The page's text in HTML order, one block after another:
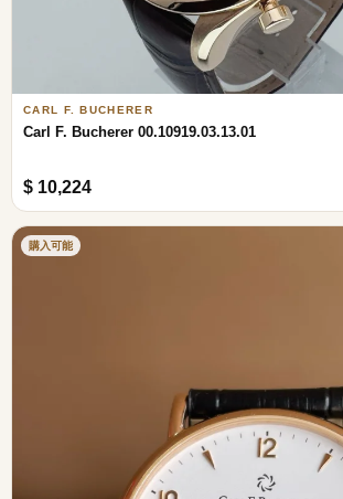
CARL F. BUCHERER
Carl F. Bucherer 00.10919.03.13.01
$ 10,224
購入可能